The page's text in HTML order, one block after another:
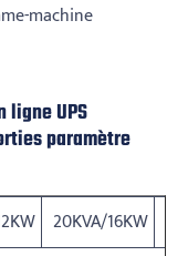
machine
UPS
paramètre
20KVA/16KW